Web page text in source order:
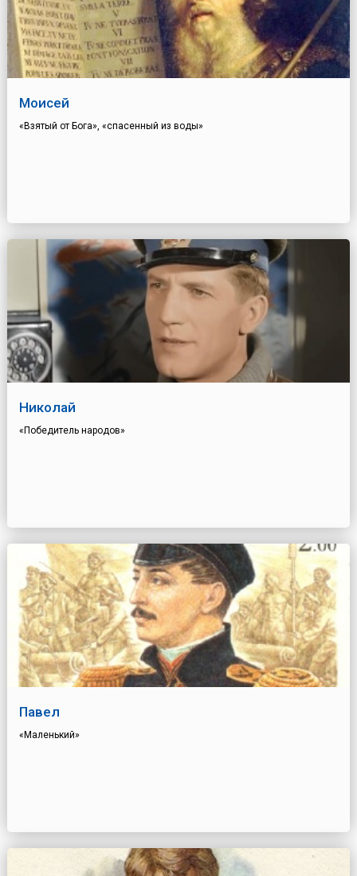
Моисей
«Взятый от Бога», «спасенный из воды»
Николай
«Победитель народов»
Павел
«Маленький»